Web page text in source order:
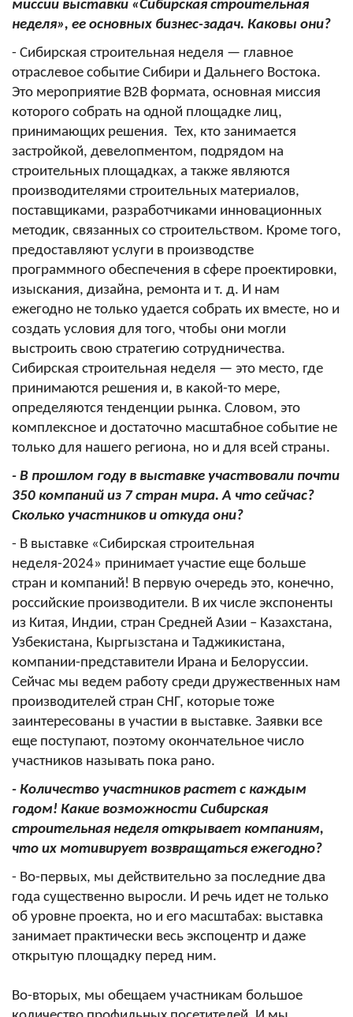
миссии выставки «Сибирская строительная
неделя», ее основных бизнес-задач. Каковы они?
- Сибирская строительная неделя — главное
отраслевое событие Сибири и Дальнего Востока.
Это мероприятие В2В формата, основная миссия
которого собрать на одной площадке лиц,
принимающих решения. Тех, кто занимается
застройкой, девелопментом, подрядом на
строительных площадках, а также являются
производителями строительных материалов,
поставщиками, разработчиками инновационных
методик, связанных со строительством. Кроме того,
предоставляют услуги в производстве
программного обеспечения в сфере проектировки,
изыскания, дизайна, ремонта и т. д. И нам
ежегодно не только удается собрать их вместе, но и
создать условия для того, чтобы они могли
выстроить свою стратегию сотрудничества.
Сибирская строительная неделя — это место, где
принимаются решения и, в какой-то мере,
определяются тенденции рынка. Словом, это
комплексное и достаточно масштабное событие не
только для нашего региона, но и для всей страны.
- В прошлом году в выставке участвовали почти
350 компаний из 7 стран мира. А что сейчас?
Сколько участников и откуда они?
- В выставке «Сибирская строительная
неделя-2024» принимает участие еще больше
стран и компаний! В первую очередь это, конечно,
российские производители. В их числе экспоненты
из Китая, Индии, стран Средней Азии – Казахстана,
Узбекистана, Кыргызстана и Таджикистана,
компании-представители Ирана и Белоруссии.
Сейчас мы ведем работу среди дружественных нам
производителей стран СНГ, которые тоже
заинтересованы в участии в выставке. Заявки все
еще поступают, поэтому окончательное число
участников называть пока рано.
- Количество участников растет с каждым
годом! Какие возможности Сибирская
строительная неделя открывает компаниям,
что их мотивирует возвращаться ежегодно?
- Во-первых, мы действительно за последние два
года существенно выросли. И речь идет не только
об уровне проекта, но и его масштабах: выставка
занимает практически весь экспоцентр и даже
открытую площадку перед ним.
Во-вторых, мы обещаем участникам большое